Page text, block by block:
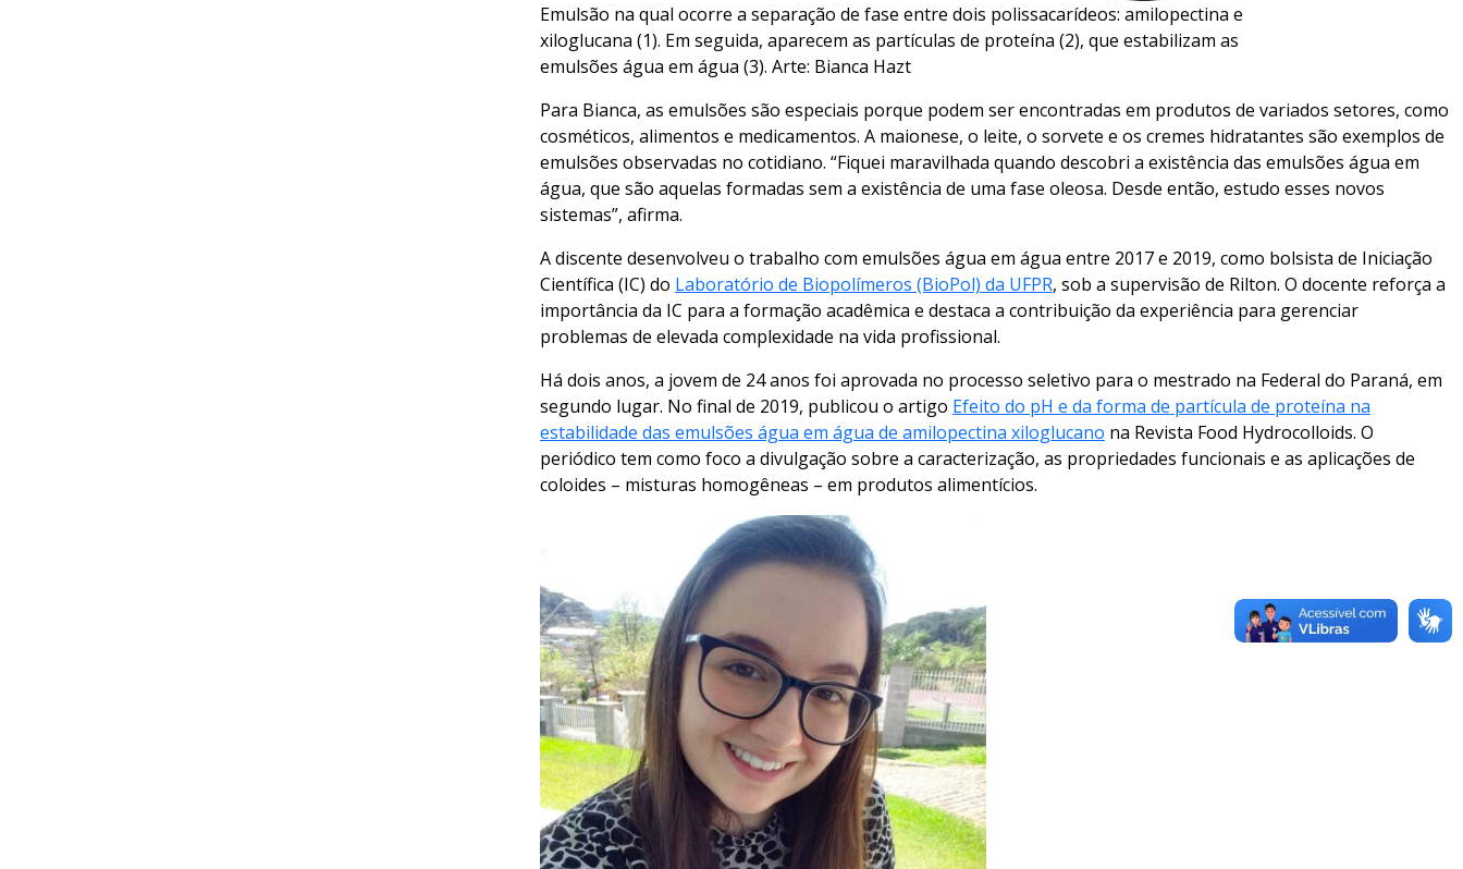
Emulsão na qual ocorre a separação de fase entre dois polissacarídeos: amilopectina e
xiloglucana (1). Em seguida, aparecem as partículas de proteína (2), que estabilizam as
emulsões água em água (3). Arte: Bianca Hazt
Para Bianca, as emulsões são especiais porque podem ser encontradas em produtos de variados setores, como
cosméticos, alimentos e medicamentos. A maionese, o leite, o sorvete e os cremes hidratantes são exemplos de
emulsões observadas no cotidiano. “Fiquei maravilhada quando descobri a existência das emulsões água em
água, que são aquelas formadas sem a existência de uma fase oleosa. Desde então, estudo esses novos
sistemas”, afirma.
A discente desenvolveu o trabalho com emulsões água em água entre 2017 e 2019, como bolsista de Iniciação
Científica (IC) do Laboratório de Biopolímeros (BioPol) da UFPR, sob a supervisão de Rilton. O docente reforça a
importância da IC para a formação acadêmica e destaca a contribuição da experiência para gerenciar
problemas de elevada complexidade na vida profissional.
Há dois anos, a jovem de 24 anos foi aprovada no processo seletivo para o mestrado na Federal do Paraná, em
segundo lugar. No final de 2019, publicou o artigo Efeito do pH e da forma de partícula de proteína na
estabilidade das emulsões água em água de amilopectina xiloglucano na Revista Food Hydrocolloids. O
periódico tem como foco a divulgação sobre a caracterização, as propriedades funcionais e as aplicações de
coloides – misturas homogêneas – em produtos alimentícios.